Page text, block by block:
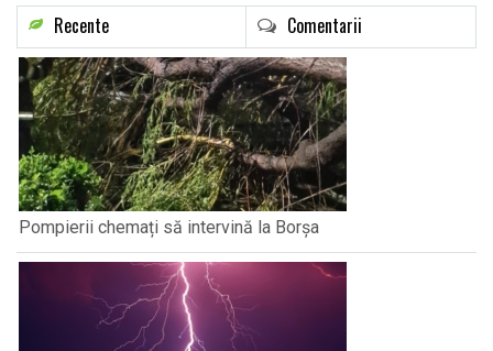
Recente Comentarii
Pompierii chemați să intervină la Borșa